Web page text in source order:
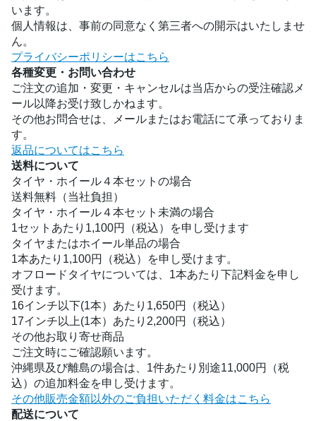
います。
個人情報は、事前の同意なく第三者への開示はいたしませ
ん。
プライバシーポリシーはこちら
各種変更・お問い合わせ
ご注文の追加・変更・キャンセルは当店からの受注確認メ
ール以降お受け致しかねます。
その他お問合せは、メールまたはお電話にて承っておりま
す。
返品についてはこちら
送料について
タイヤ・ホイール４本セットの場合
送料無料（当社負担）
タイヤ・ホイール４本セット未満の場合
1セットあたり1,100円（税込）を申し受けます
タイヤまたはホイール単品の場合
1本あたり1,100円（税込）を申し受けます。
オフロードタイヤについては、1本あたり下記料金を申し
受けます。
16インチ以下(1本）あたり1,650円（税込）
17インチ以上(1本）あたり2,200円（税込）
その他お取り寄せ商品
ご注文時にご確認願います。
沖縄県及び離島の場合は、1件あたり別途11,000円（税
込）の追加料金を申し受けます。
その他販売金額以外のご負担いただく料金はこちら
配送について